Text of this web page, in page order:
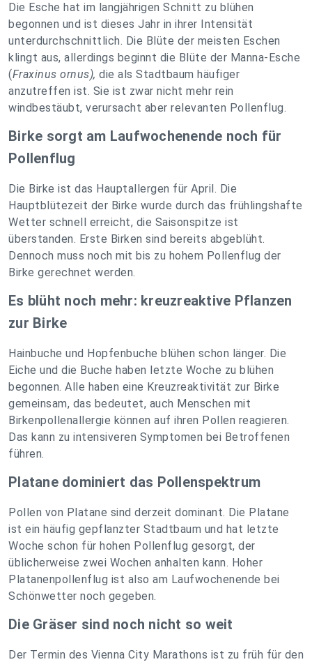
Die Esche hat im langjährigen Schnitt zu blühen
begonnen und ist dieses Jahr in ihrer Intensität
unterdurchschnittlich. Die Blüte der meisten Eschen
klingt aus, allerdings beginnt die Blüte der Manna-Esche
(Fraxinus ornus), die als Stadtbaum häufiger
anzutreffen ist. Sie ist zwar nicht mehr rein
windbestäubt, verursacht aber relevanten Pollenflug.
Birke sorgt am Laufwochenende noch für
Pollenflug
Die Birke ist das Hauptallergen für April. Die
Hauptblütezeit der Birke wurde durch das frühlingshafte
Wetter schnell erreicht, die Saisonspitze ist
überstanden. Erste Birken sind bereits abgeblüht.
Dennoch muss noch mit bis zu hohem Pollenflug der
Birke gerechnet werden.
Es blüht noch mehr: kreuzreaktive Pflanzen
zur Birke
Hainbuche und Hopfenbuche blühen schon länger. Die
Eiche und die Buche haben letzte Woche zu blühen
begonnen. Alle haben eine Kreuzreaktivität zur Birke
gemeinsam, das bedeutet, auch Menschen mit
Birkenpollenallergie können auf ihren Pollen reagieren.
Das kann zu intensiveren Symptomen bei Betroffenen
führen.
Platane dominiert das Pollenspektrum
Pollen von Platane sind derzeit dominant. Die Platane
ist ein häufig gepflanzter Stadtbaum und hat letzte
Woche schon für hohen Pollenflug gesorgt, der
üblicherweise zwei Wochen anhalten kann. Hoher
Platanenpollenflug ist also am Laufwochenende bei
Schönwetter noch gegeben.
Die Gräser sind noch nicht so weit
Der Termin des Vienna City Marathons ist zu früh für den